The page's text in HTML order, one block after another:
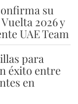
su
2026 y
UAE Team
para
éxito entre
en